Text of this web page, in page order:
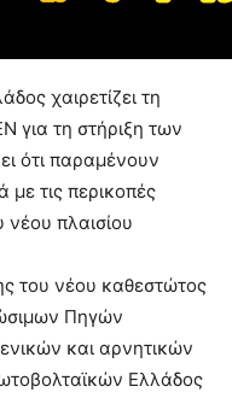
χαιρετίζει τη
για τη στήριξη των
ότι παραμένουν
με τις περικοπές
πλαισίου
του νέου καθεστώτος
Πηγών
και αρνητικών
Ελλάδος